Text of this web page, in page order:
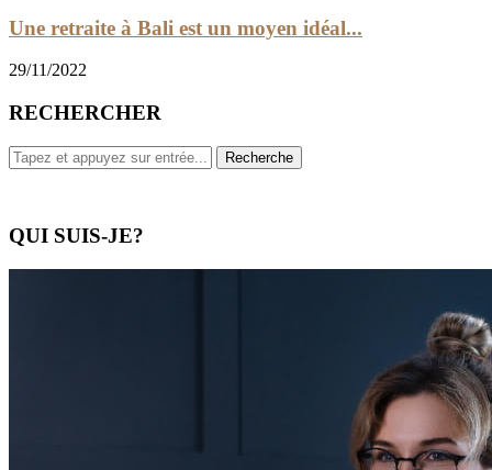
Une retraite à Bali est un moyen idéal...
29/11/2022
RECHERCHER
QUI SUIS-JE?